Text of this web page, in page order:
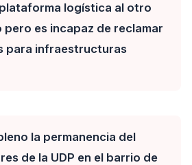
plataforma logística al otro
pero es incapaz de reclamar
para infraestructuras
la permanencia del
de la UDP en el barrio de